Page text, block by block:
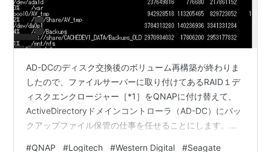
AD-DCのディスク交換後のボリューム再構築が終わりま
したので、ファイルサーバーに取り付けてあるRAID１デ
ィスクエンクロージャー［*1］をQNAPに付け替えて、
ActiveDirectoryドメインコントローラ（AD-DC）にバッ
クアップファイル保管の仕事を任せることにします。
#QNAP #Logitech #Western Digital #Seagate